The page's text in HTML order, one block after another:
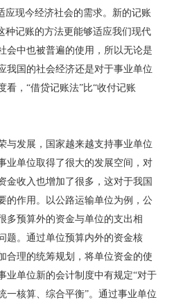
应现今经济社会的需求。新的记账
种记账的方法更能够适应我们现代
会中也被普遍的使用，所以无论是
我国的社会经济还是对于事业单位
看，“借贷记账法”比“收付记账
发展，国家越来越支持事业单位
业单位取得了很大的发展空间，对
金收入也增加了很多，这对于我国
的作用。以公路运输单位为例，公
多预算外的资金与单位的支出相
题。通过单位预算内外的资金核
合理的统筹规划，将单位资金的使
业单位新的会计制度中有规定“对于
一核算、综合平衡”。通过事业单位